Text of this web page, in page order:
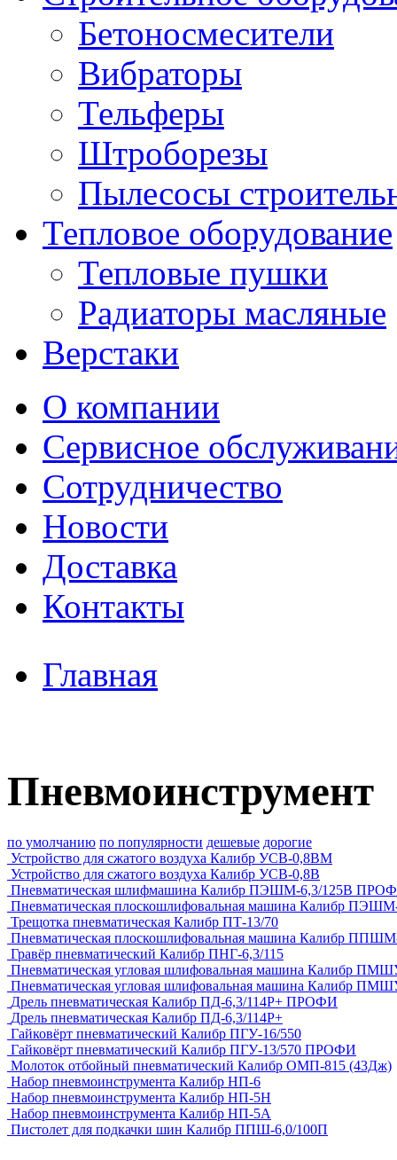
Бетоносмесители
Вибраторы
Тельферы
Штроборезы
Пылесосы
Тепловое оборудование
Тепловые пушки
Радиаторы масляные
Верстаки
О компании
Сервисное
Сотрудничество
Новости
Доставка
Контакты
Главная
Пневмоинструмент
по умолчанию по популярности дешевые дорогие
Устройство для сжатого воздуха Калибр УСВ-0,8ВМ
Устройство для сжатого воздуха Калибр УСВ-0,8В
Пневматическая шлифмашина Калибр ПЭШМ-6,3/125В
Пневматическая плоскошлифовальная машина Калибр
Трещотка пневматическая Калибр ПТ-13/70
Пневматическая плоскошлифовальная машина Калибр
Гравёр пневматический Калибр ПНГ-6,3/115
Пневматическая угловая шлифовальная машина Калибр
Пневматическая угловая шлифовальная машина Калибр
Дрель пневматическая Калибр ПД-6,3/114Р+ ПРОФИ
Дрель пневматическая Калибр ПД-6,3/114Р+
Гайковёрт пневматический Калибр ПГУ-16/550
Гайковёрт пневматический Калибр ПГУ-13/570 ПРОФИ
Молоток отбойный пневматический Калибр ОМП-815 (43Дж)
Набор пневмоинструмента Калибр НП-6
Набор пневмоинструмента Калибр НП-5Н
Набор пневмоинструмента Калибр НП-5А
Пистолет для подкачки шин Калибр ППШ-6,0/100П